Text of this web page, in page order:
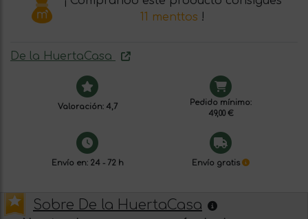
11 menttos !
De la HuertaCasa
Valoración: 4,7
Pedido mínimo:
49,00 €
Envío en: 24 - 72 h Envío gratis
Sobre De la HuertaCasa